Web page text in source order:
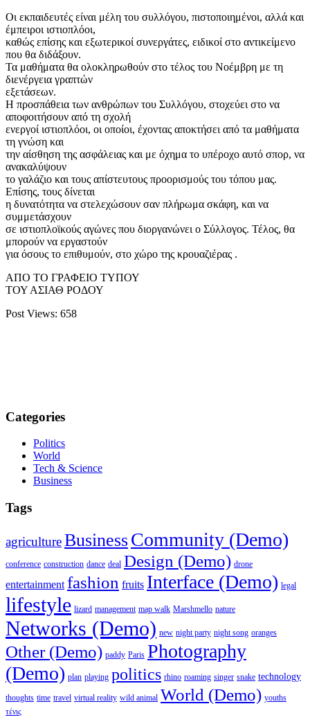
Οι εκπαιδευτές είναι μέλη του συλλόγου, πιστοποιημένοι, αλλά και
έμπειροι ιστιοπλόοι,
καθώς επίσης και εξωτερικοί συνεργάτες, ειδικοί στο αντικείμενο
που θα διδάξουν.
Τα μαθήματα θα ολοκληρωθούν στο τέλος του Νοέμβρη με τη
διενέργεια γραπτών
εξετάσεων.
Η προσπάθεια των ανθρώπων του Συλλόγου, στοχεύει στο να
αποφοιτήσουν από τη σχολή
ενεργοί ιστιοπλόοι, οι οποίοι, έχοντας αποκτήσει από τα μαθήματα
τη γνώση και
την αίσθηση της ασφάλειας και με όχημα το υπέροχο αυτό σπορ, να
ανακαλύψουν
το γαλάζιο και τους απίστευτους προορισμούς του τόπου μας.
Επίσης, τους δίνεται
η δυνατότητα να στελεχώσουν σαν πλήρωμα σκάφη, και να
συμμετάσχουν
σε ιστιοπλοϊκούς αγώνες που διοργανώνει ο Σύλλογος. Τέλος, θα
μπορούν να εργαστούν
για όσους το επιθυμούν, στο χώρο της κρουαζιέρας .
ΑΠΟ ΤΟ ΓΡΑΦΕΙΟ ΤΥΠΟΥ
ΤΟΥ ΑΣΙΑΘ ΡΟΔΟΥ
Post Views: 658
Categories
Politics
World
Tech & Science
Business
Tags
agricultureBusinessCommunity (Demo)
conference construction dance deal Design (Demo) drone
entertainment fashion fruits Interface (Demo) legal
lifestyle lizard management map walk Marshmello nature
Networks (Demo) new night party night song oranges
Other (Demo) paddy Paris Photography
(Demo) plan playing politics rhino roaming singer snake technology
thoughts time travel virtual reality wild animal World (Demo) youths
τένις